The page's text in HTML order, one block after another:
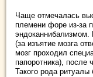
Чаще отмечалась
племени форе из-за
эндоканнибализмом.
(за изъятие мозга
мозг проходил
папоротника), после
Такого рода